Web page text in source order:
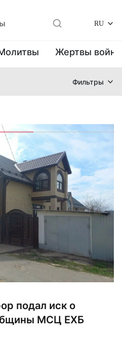
RU
Жертвы
Фильтры
подал иск о
МСЦ ЕХБ